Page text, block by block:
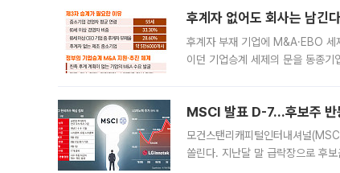
후계자 없어도 회사는 남긴
후계자 부재 기업에 M&A·EBO 세
이던 기업승계 세제의 문을 동종
MSCI 발표 D-7…후보주 반
모건스탠리캐피털인터내셔널
쏠린다. 지난달 말 급락장으로 후